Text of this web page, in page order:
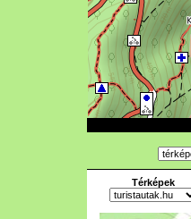
Térképek